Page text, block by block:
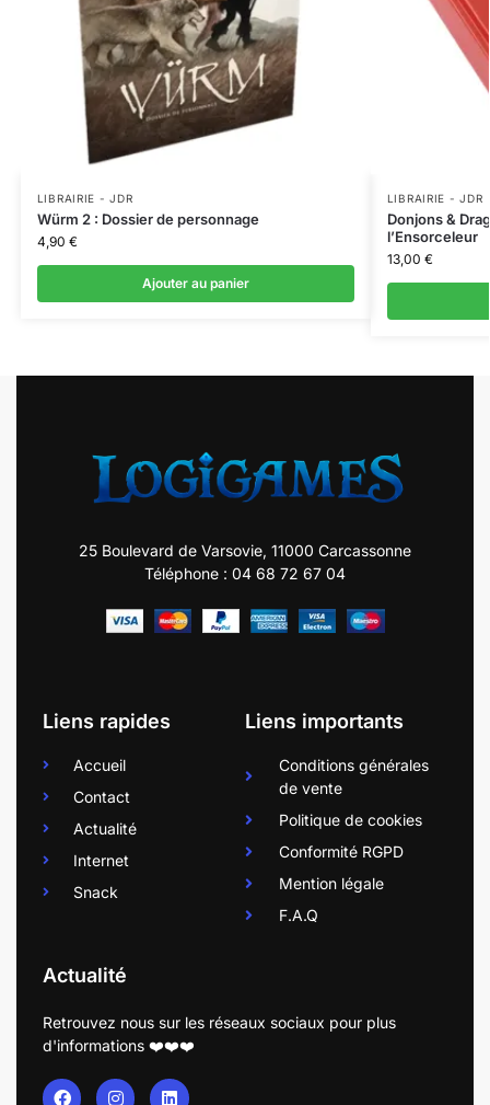
LIBRAIRIE - JDR
Würm 2 : Dossier de personnage
4,90 €
Ajouter au panier
LIBRAIRIE - JDR
Donjons &
l’Ensorceleur
13,00 €
25 Boulevard de Varsovie, 11000 Carcassonne
Téléphone : 04 68 72 67 04
Liens rapides
Accueil
Contact
Actualité
Internet
Snack
Liens importants
Conditions générales
de vente
Politique de cookies
Conformité RGPD
Mention légale
F.A.Q
Actualité
Retrouvez nous sur les réseaux sociaux pour plus
d'informations ❤️❤️❤️